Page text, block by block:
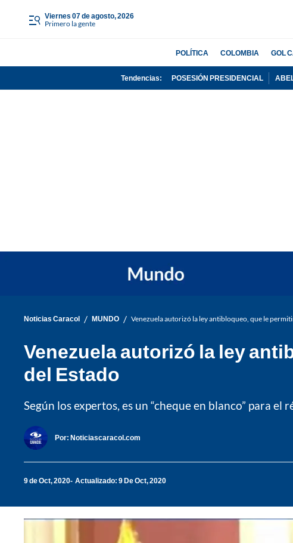
viernes 07 de agosto, 2026
Primero la gente
POLÍTICA COLOMBIA GOL
Tendencias: POSESIÓN PRESIDENCIAL
Noticias Caracol / MUNDO / Venezuela autorizó la ley antibloqueo, que le
Venezuela autorizó la ley
del Estado
Según los expertos, es un “cheque en blanco” para
Por: Noticiascaracol.com
9 de Oct, 2020 Actualizado: 9 De Oct, 2020